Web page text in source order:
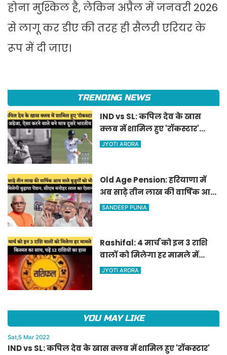
होना मुश्किल है, लेकिन अप्रैल में जनवरी 2026
से लागू कर डीए की तरह ही सैलरी एरियर के
रूप में दी जाए।
TRENDING NEWS
IND vs SL: कपिल देव के खास
क्लब में शामिल हुए 'रॉकस्टार'
जडेजा, ऐसा करने वाले बने मात्र
JYOTI ARORA
Old Age Pension: हरियाणा में
अब साढ़े तीन लाख की वार्षिक आय
वाले बुजुर्गों को भी मिलेगी बुढ़ापा
SANDEEP PUNIA
Rashifal: 4 मार्च को इन 3 राशि
वालों को मिलेगा हर मामले में
किस्मत का साथ, पढ़ें 12 राशियों का
JYOTI ARORA
YOU MAY LIKE
Sat,5 Mar 2022
IND vs SL: कपिल देव के खास क्लब में शामिल हुए 'रॉकस्टार'